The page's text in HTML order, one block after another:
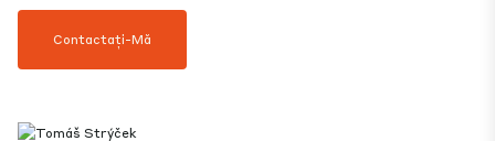
Contactați-Mă